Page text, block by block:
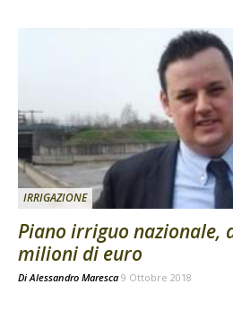
IRRIGAZIONE
Piano irriguo nazionale,
milioni di euro
Di Alessandro Maresca 9 Ottobre 2018